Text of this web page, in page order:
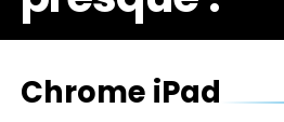
Chrome iPad